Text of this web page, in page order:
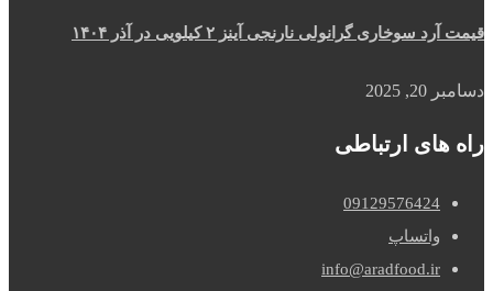
قیمت آرد سوخاری گرانولی نارنجی آینز ۲ کیلویی در آذر ۱۴۰۴
دسامبر 20, 2025
راه های ارتباطی
09129576424
واتساپ
info@aradfood.ir